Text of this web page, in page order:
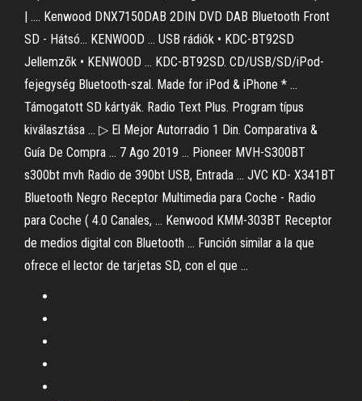
| .... Kenwood DNX7150DAB 2DIN DVD DAB Bluetooth Front
SD - Hátsó… KENWOOD ... USB rádiók • KDC-BT92SD
Jellemzők • KENWOOD ... KDC-BT92SD. CD/USB/SD/iPod-
fejegység Bluetooth-szal. Made for iPod & iPhone * ...
Támogatott SD kártyák. Radio Text Plus. Program típus
kiválasztása ... ▷ El Mejor Autorradio 1 Din. Comparativa &
Guía De Compra ... 7 Ago 2019 ... Pioneer MVH-S300BT
s300bt mvh Radio de 390bt USB, Entrada ... JVC KD- X341BT
Bluetooth Negro Receptor Multimedia para Coche - Radio
para Coche ( 4.0 Canales, ... Kenwood KMM-303BT Receptor
de medios digital con Bluetooth ... Función similar a la que
ofrece el lector de tarjetas SD, con el que ...